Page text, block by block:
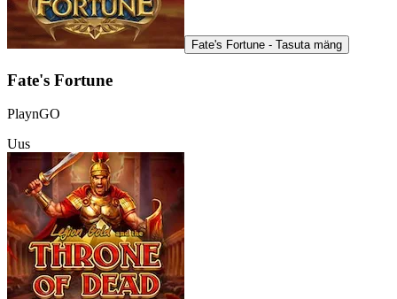
Fate's Fortune - Tasuta mäng
Fate's Fortune
PlaynGO
Uus